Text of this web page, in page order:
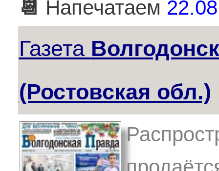
📆 Напечатаем
Газета
(Ростовская обл.)